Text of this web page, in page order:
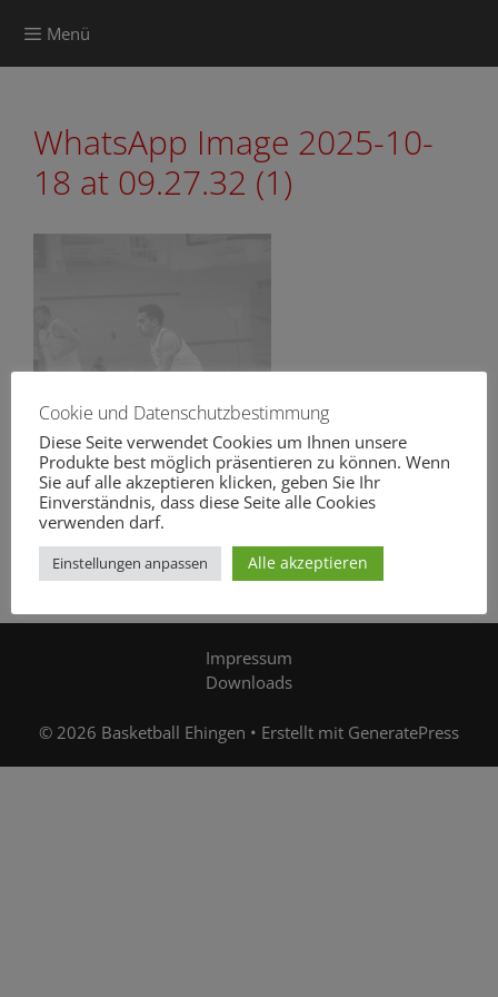
Inhalt Menü
WhatsApp Image 2025-10-
18 at 09.27.32 (1)
Impressum
Downloads
© 2026 Basketball Ehingen • Erstellt mit GeneratePress
Cookie und Datenschutzbestimmung
Diese Seite verwendet Cookies um Ihnen unsere
Produkte best möglich präsentieren zu können. Wenn
Sie auf alle akzeptieren klicken, geben Sie Ihr
Einverständnis, dass diese Seite alle Cookies
verwenden darf.
Einstellungen anpassen Alle akzeptieren